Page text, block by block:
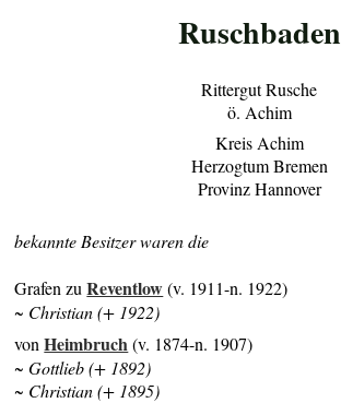
Ruschbaden
Rittergut Rusche
ö. Achim
Kreis Achim
Herzogtum Bremen
Provinz Hannover
bekannte Besitzer waren die
Grafen zuReventlow(v. 1911-n. 1922)
~ Christian (+ 1922)
vonHeimbruch(v. 1874-n. 1907)
~ Gottlieb (+ 1892)
~ Christian (+ 1895)